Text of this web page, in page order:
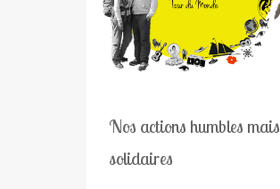
Nos actions humbles mais
solidaires